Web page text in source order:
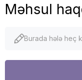
Məhsul
Burada hələ heç